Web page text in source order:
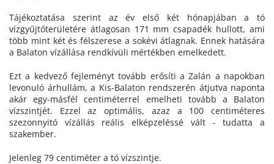
Tájékoztatása szerint az év első két hónapjában a tó
vízgyűjtőterületére átlagosan 171 mm csapadék hullott, ami
több mint két és félszerese a sokévi átlagnak. Ennek hatására
a Balaton vízállása rendkívüli mértékben emelkedett.
Ezt a kedvező fejleményt tovább erősíti a Zalán a napokban
levonuló árhullám, a Kis-Balaton rendszerén átjutva naponta
akár egy-másfél centiméterrel emelheti tovább a Balaton
vízszintjét. Ezzel az optimális, azaz a 100 centiméteres
szezonnyitó vízállás reális elképzeléssé vált - tudatta a
szakember.
Jelenleg 79 centiméter a tó vízszintje.